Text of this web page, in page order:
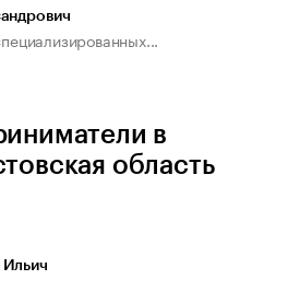
в
область